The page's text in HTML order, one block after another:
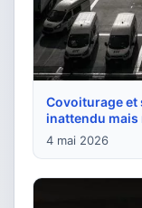
Covoiturage et
inattendu mais
4 mai 2026